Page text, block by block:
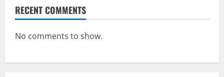
RECENT COMMENTS
No comments to show.